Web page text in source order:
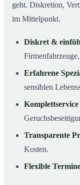
geht. Diskretion,
im Mittelpunkt.
Diskret &
Erfahrene
sensiblen
Komplettservice
Transparente
Kosten.
Flexible